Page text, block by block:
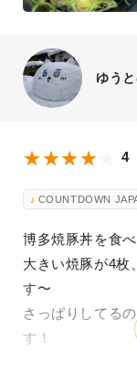
ゆうと
4
COUNTDOWN
博多焼豚丼を食
大きい焼豚が4枚
す〜
さっぱりしてる
す！